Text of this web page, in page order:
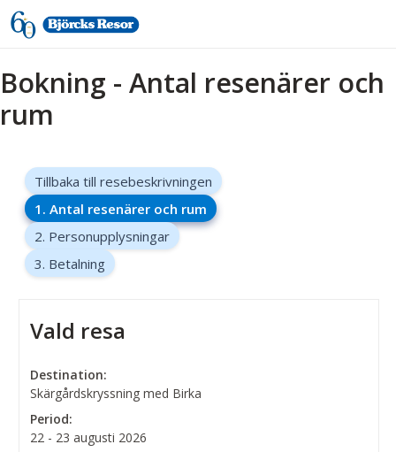
Bokning - Antal resenärer och
rum
Tillbaka till resebeskrivningen
1. Antal resenärer och rum
2. Personupplysningar
3. Betalning
Vald resa
Destination:
Skärgårdskryssning med Birka
Period:
22 - 23 augusti 2026